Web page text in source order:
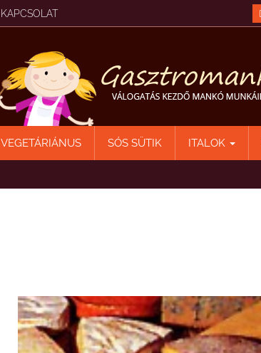
KAPCSOLAT
VEGETÁRIÁNUS SÓS SÜTIK ITALOK